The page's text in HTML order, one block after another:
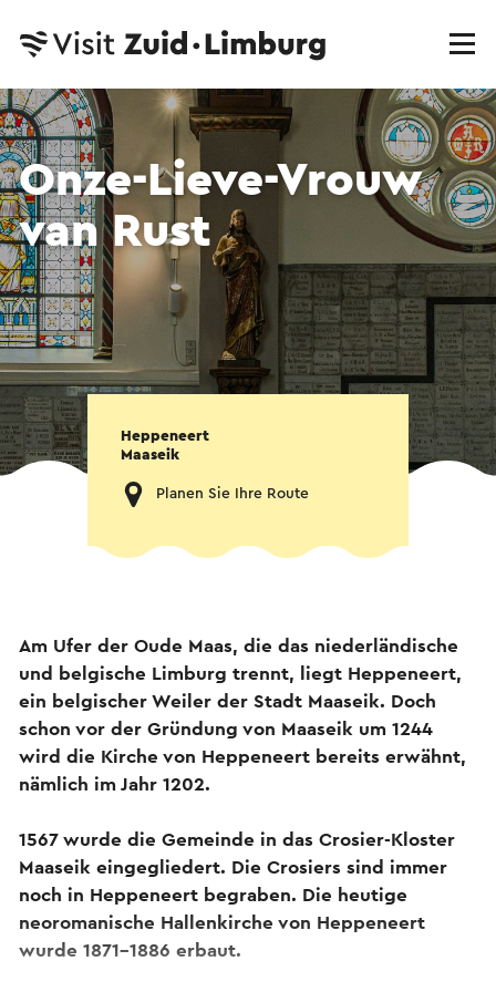
Onze-Lieve-Vrouw
van Rust
Heppeneert
Maaseik
Planen Sie Ihre Route
Am Ufer der Oude Maas, die das niederländische
und belgische Limburg trennt, liegt Heppeneert,
ein belgischer Weiler der Stadt Maaseik. Doch
schon vor der Gründung von Maaseik um 1244
wird die Kirche von Heppeneert bereits erwähnt,
nämlich im Jahr 1202.
1567 wurde die Gemeinde in das Crosier-Kloster
Maaseik eingegliedert. Die Crosiers sind immer
noch in Heppeneert begraben. Die heutige
neoromanische Hallenkirche von Heppeneert
wurde 1871-1886 erbaut.